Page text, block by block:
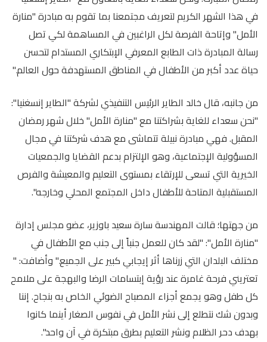
في هذا الشهر الكريم لتعريف مجتمعنا بما تقوم به مبادرة "منارة
الأمل" وإتاحة الفرصة لكل الراغبين في المساهمة لكي تصل
رسالة المبادرة ذات الطابع المعرفي الإبتكاري المستدام لتحسن
حياة عدد أكبر من الأطفال في المناطق المستهدفة حول العالم."
من جانبه، قال خالد الطاير الرئيس التنفيذي لشركة "الطاير إنسغنيا":
"نحن سعداء للغاية بشراكتنا مع "منارة الأمل" خلال شهر رمضان
المقبل. فهي مبادرة نبيلة تتماشى مع هدف شركتنا في مجال
المسؤولية الإجتماعية، وهو الإلتزام بدعم القضايا والجمعيات
الخيرية التي تسعى للإرتقاء بمستوى التعليم والمعيشة والفرص
المستقبلية المتاحة للأطفال داخل المجتمع المحلي وخارجه".
من جهتها؛ قالت المهندسة سارة سعيد باوزير، عضو مجلس إدارة
"منارة الأمل": "لقد كان للعمل جنباً إلى جنب مع الأطفال في
مختلف البلدان التي زرناها أثر إيجابي كبير على الجميع." وأضافت: "
تعتريني فرحة غامرة عند رؤية إبتسامات الرضا والبهجة على ملامح
كل طفل وهو يجمع أجزاء المصباح الضوئي الخاص به بنجاح. إننا
وبدون شك نتطلع إلى نشر الأمل في نفوس الصغار أينما كانوا
بهدف دحر الظلام ونشر التعليم بطرق مبتكرة في آن واحد".